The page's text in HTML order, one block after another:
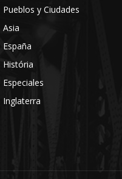
Pueblos y Ciudades
Asia
España
História
Especiales
Inglaterra